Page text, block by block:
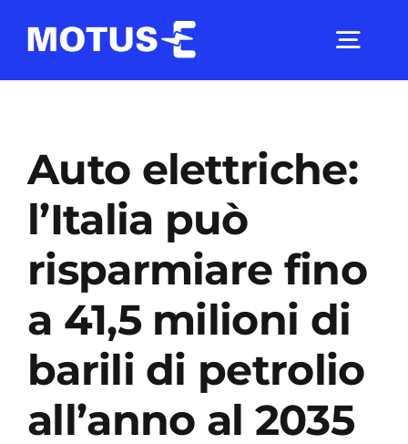
Studi e ricerche
Analisi di mercato
Utilità
Comunicati Stampa
Auto elettriche:
l’Italia può
risparmiare fino
a 41,5 milioni di
barili di petrolio
all’anno al 2035